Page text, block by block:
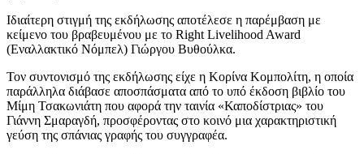
Ιδιαίτερη στιγμή της εκδήλωσης αποτέλεσε η παρέμβαση με
κείμενο του βραβευμένου με το Right Livelihood Award
(Εναλλακτικό Νόμπελ) Γιώργου Βυθούλκα.
Τον συντονισμό της εκδήλωσης είχε η Κορίνα Κομπολίτη, η οποία
παράλληλα διάβασε αποσπάσματα από το υπό έκδοση βιβλίο του
Μίμη Τσακωνιάτη που αφορά την ταινία «Καποδίστριας» του
Γιάννη Σμαραγδή, προσφέροντας στο κοινό μια χαρακτηριστική
γεύση της σπάνιας γραφής του συγγραφέα.